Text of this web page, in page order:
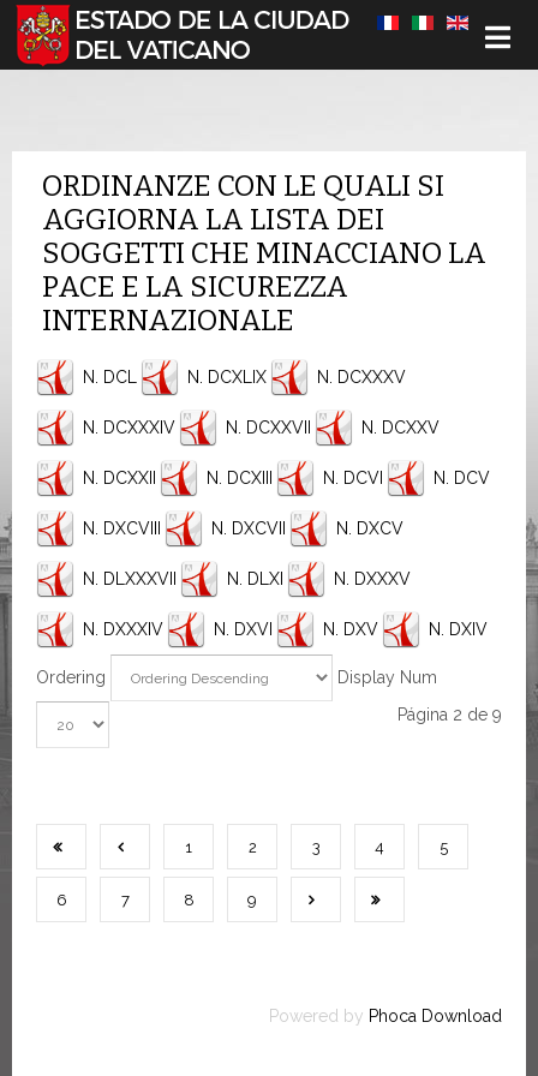
Seleccione su idioma
ORDINANZE CON LE QUALI SI
AGGIORNA LA LISTA DEI
SOGGETTI CHE MINACCIANO LA
PACE E LA SICUREZZA
INTERNAZIONALE
N. DCL N. DCXLIX N. DCXXXV
N. DCXXXIV N. DCXXVII N. DCXXV
N. DCXXII N. DCXIII N. DCVI N. DCV
N. DXCVIII N. DXCVII N. DXCV
N. DLXXXVII N. DLXI N. DXXXV
N. DXXXIV N. DXVI N. DXV N. DXIV
Ordering
Display Num
Página 2 de 9
1 2 3 4 5
6 7 8 9
Powered by Phoca Download